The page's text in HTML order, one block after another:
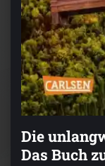
Die
Das Buch